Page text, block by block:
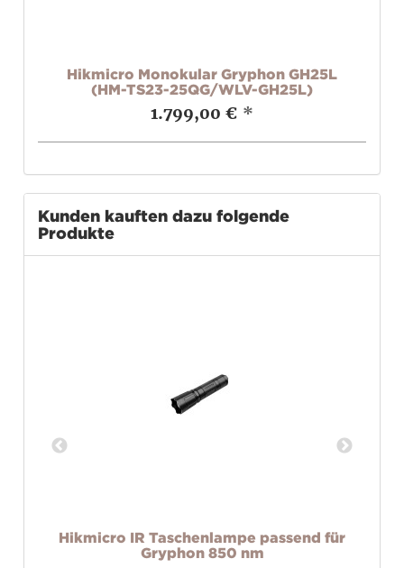
Hikmicro Monokular Gryphon GH25L
(HM-TS23-25QG/WLV-GH25L)
1.799,00 € *
Kunden kauften dazu folgende
Produkte
Hikmicro IR Taschenlampe passend für
Gryphon 850 nm